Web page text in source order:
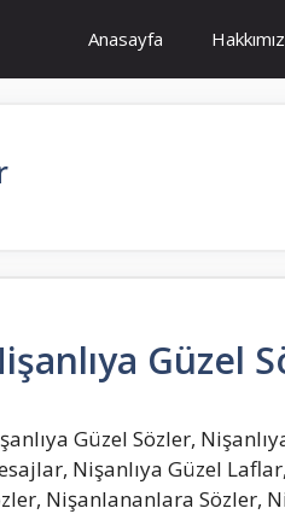
Anasayfa
Güzel
Güzel Sözler,
Nişanlıya Güzel
Nişanlananlara Sözler,